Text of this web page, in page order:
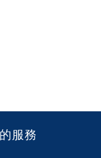
服務